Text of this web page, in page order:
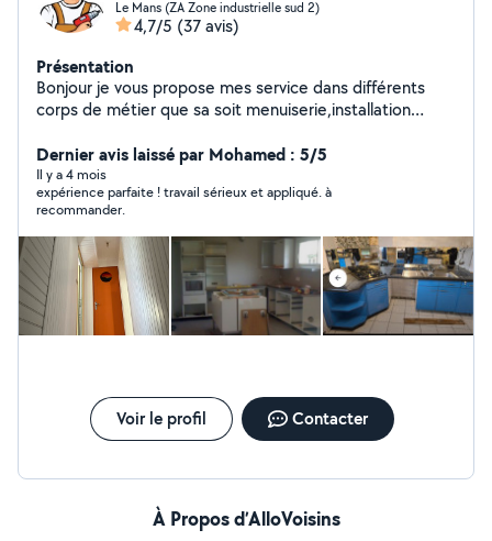
Le Mans (ZA Zone industrielle sud 2)
4,7/5 (37 avis)
Présentation
Bonjour je vous propose mes service dans différents
corps de métier que sa soit menuiserie,installation
travail soigner avec expérience cdlt
Dernier avis laissé par Mohamed : 5/5
Il y a 4 mois
expérience parfaite ! travail sérieux et appliqué. à
recommander.
Voir le profil Contacter
À Propos d’AlloVoisins